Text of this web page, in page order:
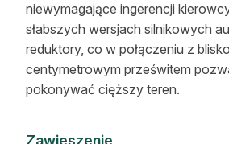
niewymagające ingerencji
słabszych wersjach silnikowych
reduktory, co w połączeniu z
centymetrowym prześwitem
pokonywać cięższy teren.
Zawieszenie